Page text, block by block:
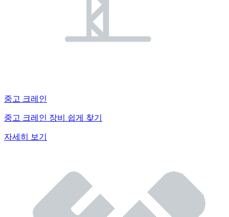
중고 크레인
중고 크레인 장비 쉽게 찾기
자세히 보기